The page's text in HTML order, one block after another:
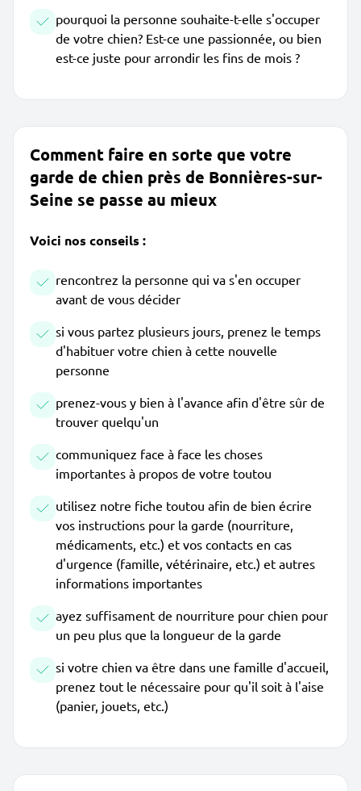
pourquoi la personne souhaite-t-elle s'occuper
de votre chien? Est-ce une passionnée, ou bien
est-ce juste pour arrondir les fins de mois ?
Comment faire en sorte que votre
garde de chien près de Bonnières-sur-
Seine se passe au mieux
Voici nos conseils :
rencontrez la personne qui va s'en occuper
avant de vous décider
si vous partez plusieurs jours, prenez le temps
d'habituer votre chien à cette nouvelle
personne
prenez-vous y bien à l'avance afin d'être sûr de
trouver quelqu'un
communiquez face à face les choses
importantes à propos de votre toutou
utilisez notre fiche toutou afin de bien écrire
vos instructions pour la garde (nourriture,
médicaments, etc.) et vos contacts en cas
d'urgence (famille, vétérinaire, etc.) et autres
informations importantes
ayez suffisament de nourriture pour chien pour
un peu plus que la longueur de la garde
si votre chien va être dans une famille d'accueil,
prenez tout le nécessaire pour qu'il soit à l'aise
(panier, jouets, etc.)